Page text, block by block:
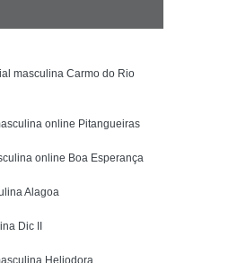
Individual Slim Fit
Longa Slim Fit
Social Slim Fit Luxo
Slim Fit
masculina Carmo do Rio
online Pitangueiras
online Boa Esperança
Alagoa
Dic II
Heliodora